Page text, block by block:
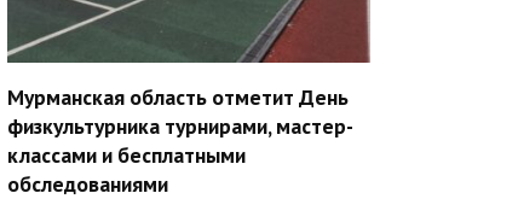
Мурманская область отметит День
физкультурника турнирами, мастер-
классами и бесплатными
обследованиями